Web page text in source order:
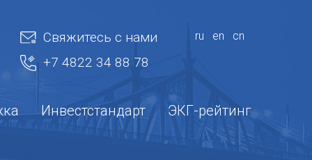
Свяжитесь с нами
+7 4822 34 88 78
ru en cn
Инвестстандарт ЭКГ-рейтинг